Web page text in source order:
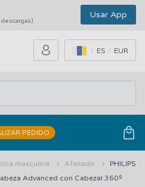
Usar App
ES EUR
PEDIDO
masculina Afeitado
PHILIPS
Advanced con Cabezal 360º